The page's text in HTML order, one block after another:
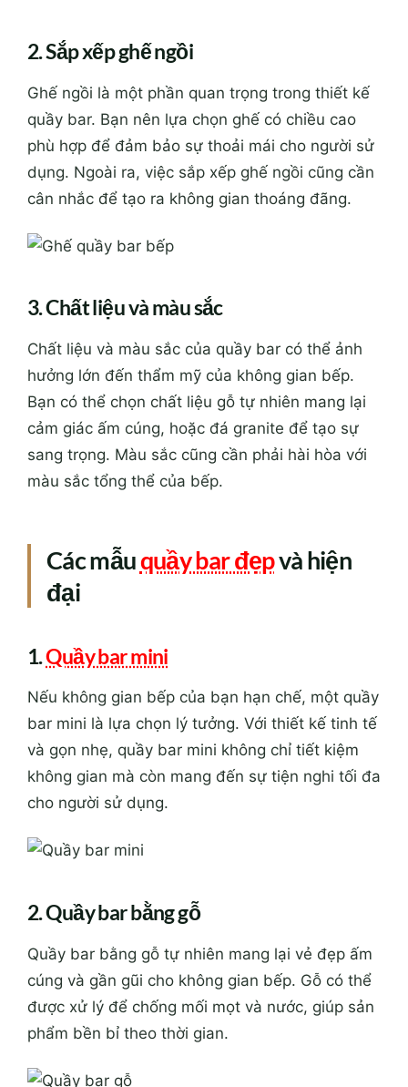
2. Sắp xếp ghế ngồi
Ghế ngồi là một phần quan trọng trong thiết kế
quầy bar. Bạn nên lựa chọn ghế có chiều cao
phù hợp để đảm bảo sự thoải mái cho người sử
dụng. Ngoài ra, việc sắp xếp ghế ngồi cũng cần
cân nhắc để tạo ra không gian thoáng đãng.
3. Chất liệu và màu sắc
Chất liệu và màu sắc của quầy bar có thể ảnh
hưởng lớn đến thẩm mỹ của không gian bếp.
Bạn có thể chọn chất liệu gỗ tự nhiên mang lại
cảm giác ấm cúng, hoặc đá granite để tạo sự
sang trọng. Màu sắc cũng cần phải hài hòa với
màu sắc tổng thể của bếp.
Các mẫuquầy bar đẹpvà hiện
đại
1.Quầy bar mini
Nếu không gian bếp của bạn hạn chế, một quầy
bar mini là lựa chọn lý tưởng. Với thiết kế tinh tế
và gọn nhẹ, quầy bar mini không chỉ tiết kiệm
không gian mà còn mang đến sự tiện nghi tối đa
cho người sử dụng.
2. Quầy bar bằng gỗ
Quầy bar bằng gỗ tự nhiên mang lại vẻ đẹp ấm
cúng và gần gũi cho không gian bếp. Gỗ có thể
được xử lý để chống mối mọt và nước, giúp sản
phẩm bền bỉ theo thời gian.